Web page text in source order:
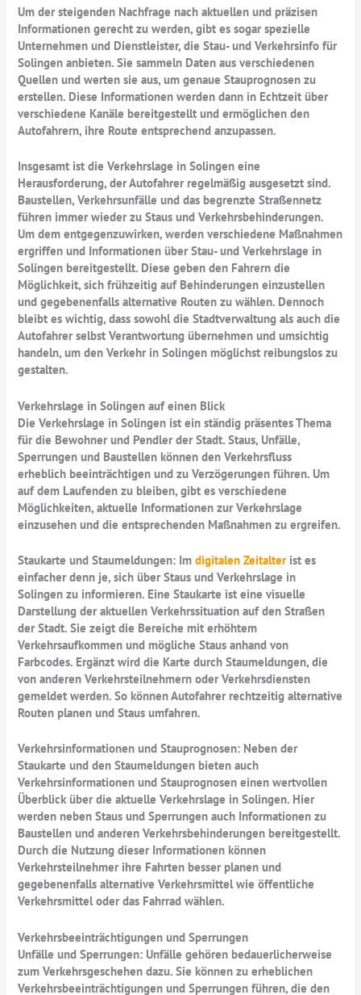
Um der steigenden Nachfrage nach aktuellen und präzisen
Informationen gerecht zu werden, gibt es sogar spezielle
Unternehmen und Dienstleister, die Stau- und Verkehrsinfo für
Solingen anbieten. Sie sammeln Daten aus verschiedenen
Quellen und werten sie aus, um genaue Stauprognosen zu
erstellen. Diese Informationen werden dann in Echtzeit über
verschiedene Kanäle bereitgestellt und ermöglichen den
Autofahrern, ihre Route entsprechend anzupassen.
Insgesamt ist die Verkehrslage in Solingen eine
Herausforderung, der Autofahrer regelmäßig ausgesetzt sind.
Baustellen, Verkehrsunfälle und das begrenzte Straßennetz
führen immer wieder zu Staus und Verkehrsbehinderungen.
Um dem entgegenzuwirken, werden verschiedene Maßnahmen
ergriffen und Informationen über Stau- und Verkehrslage in
Solingen bereitgestellt. Diese geben den Fahrern die
Möglichkeit, sich frühzeitig auf Behinderungen einzustellen
und gegebenenfalls alternative Routen zu wählen. Dennoch
bleibt es wichtig, dass sowohl die Stadtverwaltung als auch die
Autofahrer selbst Verantwortung übernehmen und umsichtig
handeln, um den Verkehr in Solingen möglichst reibungslos zu
gestalten.
Verkehrslage in Solingen auf einen Blick
Die Verkehrslage in Solingen ist ein ständig präsentes Thema
für die Bewohner und Pendler der Stadt. Staus, Unfälle,
Sperrungen und Baustellen können den Verkehrsfluss
erheblich beeinträchtigen und zu Verzögerungen führen. Um
auf dem Laufenden zu bleiben, gibt es verschiedene
Möglichkeiten, aktuelle Informationen zur Verkehrslage
einzusehen und die entsprechenden Maßnahmen zu ergreifen.
Staukarte und Staumeldungen: Imdigitalen Zeitalterist es
einfacher denn je, sich über Staus und Verkehrslage in
Solingen zu informieren. Eine Staukarte ist eine visuelle
Darstellung der aktuellen Verkehrssituation auf den Straßen
der Stadt. Sie zeigt die Bereiche mit erhöhtem
Verkehrsaufkommen und mögliche Staus anhand von
Farbcodes. Ergänzt wird die Karte durch Staumeldungen, die
von anderen Verkehrsteilnehmern oder Verkehrsdiensten
gemeldet werden. So können Autofahrer rechtzeitig alternative
Routen planen und Staus umfahren.
Verkehrsinformationen und Stauprognosen: Neben der
Staukarte und den Staumeldungen bieten auch
Verkehrsinformationen und Stauprognosen einen wertvollen
Überblick über die aktuelle Verkehrslage in Solingen. Hier
werden neben Staus und Sperrungen auch Informationen zu
Baustellen und anderen Verkehrsbehinderungen bereitgestellt.
Durch die Nutzung dieser Informationen können
Verkehrsteilnehmer ihre Fahrten besser planen und
gegebenenfalls alternative Verkehrsmittel wie öffentliche
Verkehrsmittel oder das Fahrrad wählen.
Verkehrsbeeinträchtigungen und Sperrungen
Unfälle und Sperrungen: Unfälle gehören bedauerlicherweise
zum Verkehrsgeschehen dazu. Sie können zu erheblichen
Verkehrsbeeinträchtigungen und Sperrungen führen, die den